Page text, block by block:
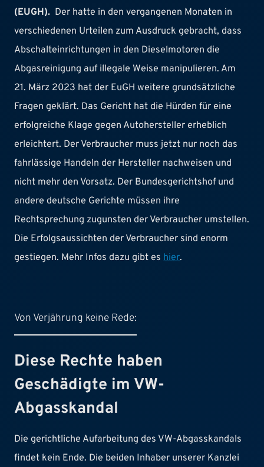
(EUGH). Der hatte in den vergangenen Monaten in
verschiedenen Urteilen zum Ausdruck gebracht, dass
Abschalteinrichtungen in den Dieselmotoren die
Abgasreinigung auf illegale Weise manipulieren. Am
21. März 2023 hat der EuGH weitere grundsätzliche
Fragen geklärt. Das Gericht hat die Hürden für eine
erfolgreiche Klage gegen Autohersteller erheblich
erleichtert. Der Verbraucher muss jetzt nur noch das
fahrlässige Handeln der Hersteller nachweisen und
nicht mehr den Vorsatz. Der Bundesgerichtshof und
andere deutsche Gerichte müssen ihre
Rechtsprechung zugunsten der Verbraucher umstellen.
Die Erfolgsaussichten der Verbraucher sind enorm
gestiegen. Mehr Infos dazu gibt es hier.
Von Verjährung keine Rede:
Diese Rechte haben
Geschädigte im VW-
Abgasskandal
Die gerichtliche Aufarbeitung des VW-Abgasskandals
findet kein Ende. Die beiden Inhaber unserer Kanzlei